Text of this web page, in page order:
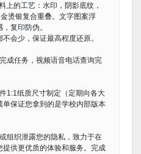
上的工艺：水印，阴影底纹，
烫银复合重叠。文字图案浮
复印防伪。
会少，保证最高程度还原。
成任务，视频语音电话查询完
1:1纸质尺寸制定（定期向各大
保证您拿到的是学校内部版本
组织泄露您的隐私，致力于在
供更优质的体验和服务。完成